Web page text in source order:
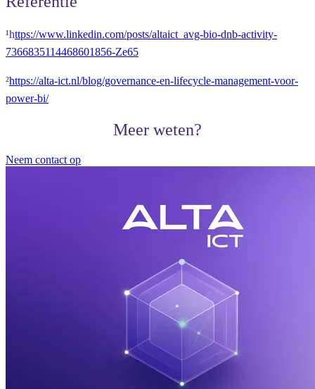
¹https://www.linkedin.com/posts/altaict_avg-bio-dnb-activity-
7366835114468601856-Ze65
²https://alta-ict.nl/blog/governance-en-lifecycle-management-voor-
power-bi/
Meer weten?
Neem contact op